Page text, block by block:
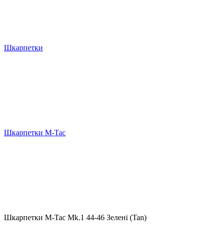
Шкарпетки
Шкарпетки M-Tac
Шкарпетки M-Tac Mk.1 44-46 Зелені (Tan)